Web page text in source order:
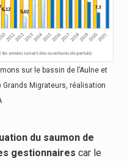
sur le bassin de l’Aulne et
Migrateurs, réalisation
du saumon de
gestionnaires car le